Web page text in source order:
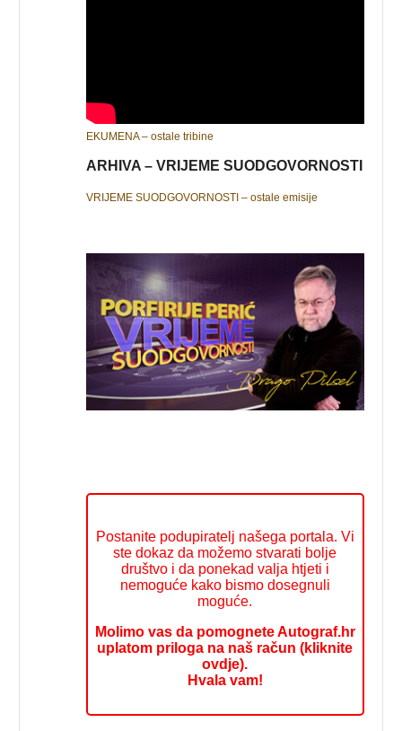
EKUMENA – ostale tribine
ARHIVA – VRIJEME SUODGOVORNOSTI
VRIJEME SUODGOVORNOSTI – ostale emisije
Postanite podupiratelj našega portala. Vi
ste dokaz da možemo stvarati bolje
društvo i da ponekad valja htjeti i
nemoguće kako bismo dosegnuli
moguće.
Molimo vas da pomognete Autograf.hr
uplatom priloga na naš račun (kliknite
ovdje).
Hvala vam!